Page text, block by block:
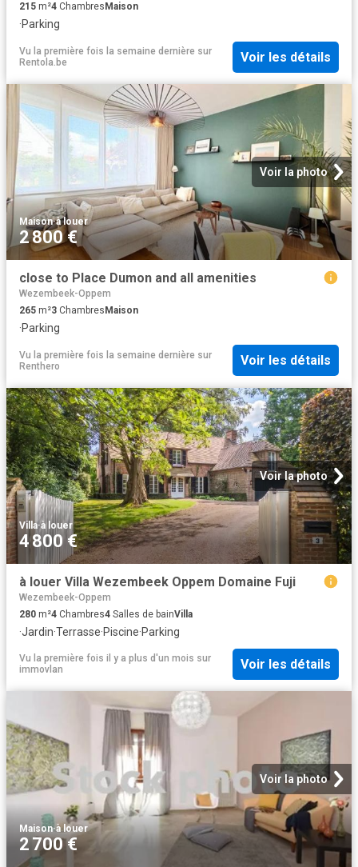
215 m²4 Chambres Maison
·Parking
Vu la première fois la semaine dernière sur
Rentola.be
Voir les détails
Voir la photo
Maison·à louer
2 800 €
close to Place Dumon and all amenities
Wezembeek-Oppem
265 m²3 Chambres Maison
·Parking
Vu la première fois la semaine dernière sur
Renthero
Voir les détails
Voir la photo
Villa·à louer
4 800 €
à louer Villa Wezembeek Oppem Domaine Fuji
Wezembeek-Oppem
280 m²4 Chambres4 Salles de bainVilla
·Jardin·Terrasse·Piscine·Parking
Vu la première fois il y a plus d'un mois sur
immovlan
Voir les détails
Voir la photo
Maison·à louer
2 700 €